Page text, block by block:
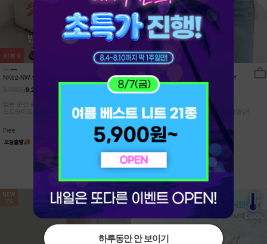
NK62-NW-11/유포니 반팔+반바지 홈웨
9,210원
입는 순간 편안함이 달라지는 캡내장
스트라이프 홈웨어 SET
Free
리뷰 0
NK62-TS-32/일루민 뒤트임 셔츠_DY
21,900원
[ 답답한ZERO! 시스루 원단! ]
[55-99] 은은하게 반짝이는 고급링클원단!
자연스럽게 흐르는 핏!
Free
리뷰15
NEW
7%
NEW
7%
하루동안 안 보이기
하루동안 안 보이기